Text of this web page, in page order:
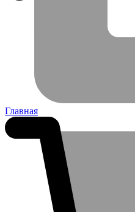
Главная